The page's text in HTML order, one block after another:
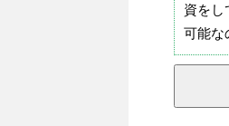
資をし
可能な